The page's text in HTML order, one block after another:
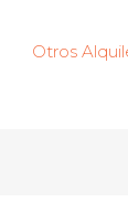
Otros